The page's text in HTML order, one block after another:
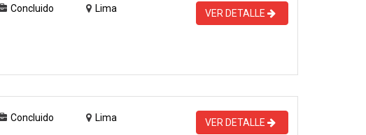
Concluido Lima VER DETALLE
Concluido Lima VER DETALLE